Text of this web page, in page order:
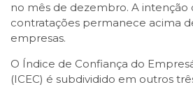
no mês de dezembro. A intenção
contratações permanece acima
empresas.
O Índice de Confiança do
(ICEC) é subdividido em outros